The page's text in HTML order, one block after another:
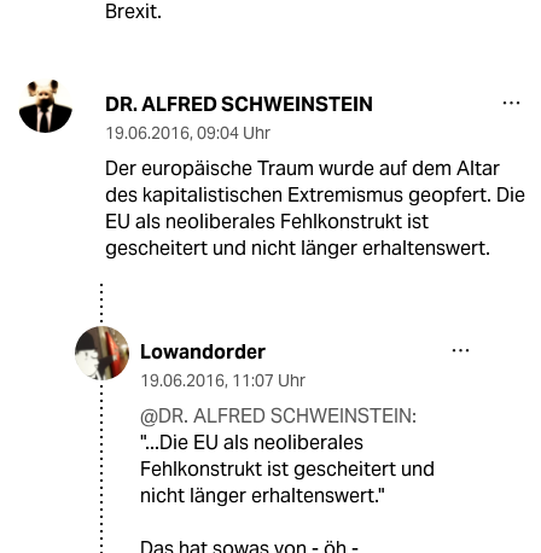
Brexit.
DR. ALFRED SCHWEINSTEIN
19.06.2016, 09:04 Uhr
Der europäische Traum wurde auf dem Altar
des kapitalistischen Extremismus geopfert. Die
EU als neoliberales Fehlkonstrukt ist
gescheitert und nicht länger erhaltenswert.
Lowandorder
19.06.2016, 11:07 Uhr
@DR. ALFRED SCHWEINSTEIN:
"...Die EU als neoliberales
Fehlkonstrukt ist gescheitert und
nicht länger erhaltenswert."